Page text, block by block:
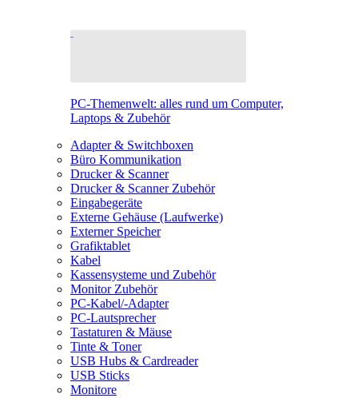
PC-Themenwelt: alles rund um Computer,
Laptops & Zubehör
Adapter & Switchboxen
Büro Kommunikation
Drucker & Scanner
Drucker & Scanner Zubehör
Eingabegeräte
Externe Gehäuse (Laufwerke)
Externer Speicher
Grafiktablet
Kabel
Kassensysteme und Zubehör
Monitor Zubehör
PC-Kabel/-Adapter
PC-Lautsprecher
Tastaturen & Mäuse
Tinte & Toner
USB Hubs & Cardreader
USB Sticks
Monitore